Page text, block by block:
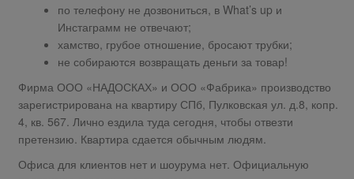
по телефону не дозвониться, в What’s up и
Инстаграмм не отвечают;
хамство, грубое отношение, бросают трубки;
не собираются возвращать деньги за товар!
Фирма ООО «НАДОСКАХ» и ООО «Фабрика» производство
зарегистрирована на квартиру СПб, Пулковская ул. д.8, копр.
4, кв. 567. Лично ездила туда сегодня, чтобы отвезти
претензию. Квартира сдается обычным людям.
Офиса для клиентов нет и шоурума нет. Официальную